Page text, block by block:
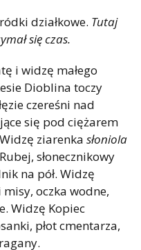
działkowe. Tutaj
się czas.
i widzę małego
Dioblina toczy
czereśni nad
się pod ciężarem
ziarenka słoniola
słonecznikowy
na pół. Widzę
oczka wodne,
Widzę Kopiec
płot cmentarza,